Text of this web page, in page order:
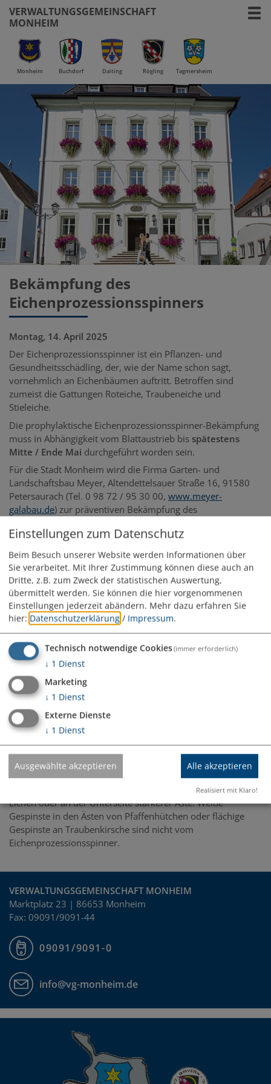
VERWALTUNGSGEMEINSCHAFT
MONHEIM
Monheim Buchdorf Daiting Rögling Tagmersheim
Bekämpfung des
Eichenprozessionsspinners
Montag, 14. April 2025
Der Eichenprozessionsspinner ist ein Pflanzen- und
Gesundheitsschädling, der, wie der Name schon sagt,
vornehmlich an Eichenbäumen auftritt. Betroffen sind
zumeist die Gattungen Roteiche, Traubeneiche und
Stieleiche.
Die prophylaktische Eichenprozessionsspinner-Bekämpfung
muss in Abhängigkeit vom Blattaustrieb bis spätestens
Mitte / Ende Mai durchgeführt worden sein.
Für die Stadt Monheim wird die Firma Garten- und
Landschaftsbau Meyer, Altendettelsauer Straße 16, 91580
Petersaurach (Tel. 0 98 72 / 95 30 00, www.meyer-
galabau.de) zur präventiven Bekämpfung des
Für Eichenauf privatem Grundempfiehlt es sich,
diesbezüglich mit dieser Firma Kontakt aufzunehmen, da
diese Maßnahmen grundsätzlichvom Fachmann
durchgeführt werden sollen. Die Kosten für die
Schädlingsbekämpfung auf privaten Grund trägt der
Auftraggeber selbst.
Auf Grund der Erfahrungen der letzten Jahre werden Eichen
Behandlung beginnt ca. Anfang Mai. Eine Ausweitung der
Bekämpfung gegen den Eichenprozessionsspinner auf alle
Waldränder und im Wald ist aus rechtlichen und praktischen
Gesichtspunkten nicht möglich. Da der Kontakt mit den
Tieren, starke Reizungen der Haut und der Atemwege
hervorrufen kann, geben wir folgende Empfehlungen beim
Aufenthalt in der Natur:
Berühren Sie auf keinen Fall die Gespinstnester des
Eichenprozessionsspinners.
Die Gespinstnester des
Eichenprozessionsspinners befinden sich am Stamm der
Eichen oder an der Unterseite stärkerer Äste. Weiße
Gespinste in den Ästen von Pfaffenhütchen oder flächige
Gespinste an Traubenkirsche sind nicht vom
Eichenprozessionsspinner.
VERWALTUNGSGEMEINSCHAFT MONHEIM
Marktplatz 23 | 86653 Monheim
Fax: 09091/9091-44
09091/9091-0
info@vg-monheim.de
Einstellungen zum Datenschutz
Beim Besuch unserer Website werden Informationen über
Sie verarbeitet. Mit Ihrer Zustimmung können diese auch an
Dritte, z.B. zum Zweck der statistischen Auswertung,
übermittelt werden. Sie können die hier vorgenommenen
Einstellungen jederzeit abändern. Mehr dazu erfahren Sie
hier: Datenschutzerklärung / Impressum.
Technisch notwendige Cookies(immer erforderlich)
↓ 1 Dienst
Marketing
↓ 1 Dienst
Externe Dienste
↓ 1 Dienst
Ausgewählte akzeptieren Alle akzeptieren
Realisiert mit Klaro!